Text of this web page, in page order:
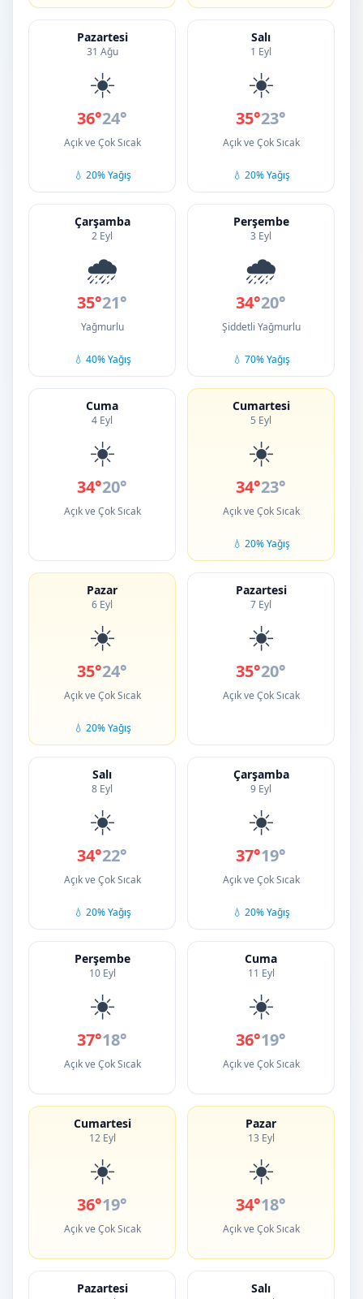
Pazartesi
31 Ağu
☀️
36°24°
Açık ve Çok Sıcak
💧 20% Yağış
Salı
1 Eyl
☀️
35°23°
Açık ve Çok Sıcak
💧 20% Yağış
Çarşamba
2 Eyl
🌧️
35°21°
Yağmurlu
💧 40% Yağış
Perşembe
3 Eyl
🌧️
34°20°
Şiddetli Yağmurlu
💧 70% Yağış
Cuma
4 Eyl
☀️
34°20°
Açık ve Çok Sıcak
Cumartesi
5 Eyl
☀️
34°23°
Açık ve Çok Sıcak
💧 20% Yağış
Pazar
6 Eyl
☀️
35°24°
Açık ve Çok Sıcak
💧 20% Yağış
Pazartesi
7 Eyl
☀️
35°20°
Açık ve Çok Sıcak
Salı
8 Eyl
☀️
34°22°
Açık ve Çok Sıcak
💧 20% Yağış
Çarşamba
9 Eyl
☀️
37°19°
Açık ve Çok Sıcak
💧 20% Yağış
Perşembe
10 Eyl
☀️
37°18°
Açık ve Çok Sıcak
Cuma
11 Eyl
☀️
36°19°
Açık ve Çok Sıcak
Cumartesi
12 Eyl
☀️
36°19°
Açık ve Çok Sıcak
Pazar
13 Eyl
☀️
34°18°
Açık ve Çok Sıcak
Pazartesi Salı